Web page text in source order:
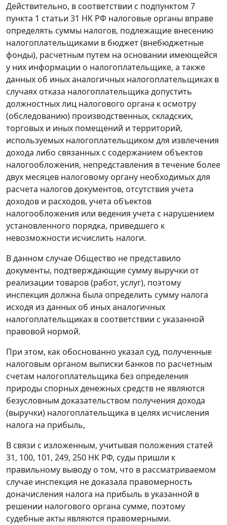
Действительно, в соответствии с подпунктом 7
пункта 1 статьи 31 НК РФ налоговые органы вправе
определять суммы налогов, подлежащие внесению
налогоплательщиками в бюджет (внебюджетные
фонды), расчетным путем на основании имеющейся
у них информации о налогоплательщике, а также
данных об иных аналогичных налогоплательщиках в
случаях отказа налогоплательщика допустить
должностных лиц налогового органа к осмотру
(обследованию) производственных, складских,
торговых и иных помещений и территорий,
используемых налогоплательщиком для извлечения
дохода либо связанных с содержанием объектов
налогообложения, непредставления в течение более
двух месяцев налоговому органу необходимых для
расчета налогов документов, отсутствия учета
доходов и расходов, учета объектов
налогообложения или ведения учета с нарушением
установленного порядка, приведшего к
невозможности исчислить налоги.
В данном случае Общество не представило
документы, подтверждающие сумму выручки от
реализации товаров (работ, услуг), поэтому
инспекция должна была определить сумму налога
исходя из данных об иных аналогичных
налогоплательщиках в соответствии с указанной
правовой нормой.
При этом, как обоснованно указал суд, полученные
налоговым органом выписки банков по расчетным
счетам налогоплательщика без определения
природы спорных денежных средств не являются
безусловным доказательством получения дохода
(выручки) налогоплательщика в целях исчисления
налога на прибыль,
В связи с изложенным, учитывая положения статей
31, 100, 101, 249, 250 НК РФ, суды пришли к
правильному выводу о том, что в рассматриваемом
случае инспекция не доказала правомерность
доначисления налога на прибыль в указанной в
решении налогового органа сумме, поэтому
судебные акты являются правомерными.